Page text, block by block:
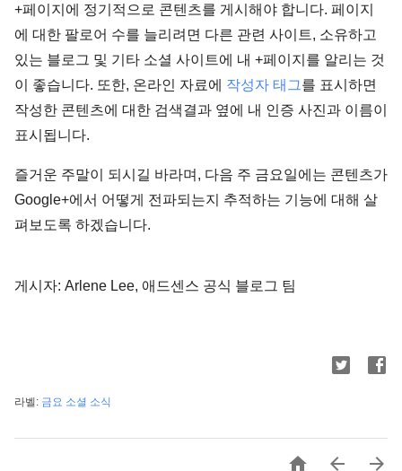
+페이지에 정기적으로 콘텐츠를 게시해야 합니다. 페이지
에 대한 팔로어 수를 늘리려면 다른 관련 사이트, 소유하고
있는 블로그 및 기타 소셜 사이트에 내 +페이지를 알리는 것
이 좋습니다. 또한, 온라인 자료에 작성자 태그를 표시하면
작성한 콘텐츠에 대한 검색결과 옆에 내 인증 사진과 이름이
표시됩니다.
즐거운 주말이 되시길 바라며, 다음 주 금요일에는 콘텐츠가
Google+에서 어떻게 전파되는지 추적하는 기능에 대해 살
펴보도록 하겠습니다.
게시자: Arlene Lee, 애드센스 공식 블로그 팀
라벨: 금요 소셜 소식
  